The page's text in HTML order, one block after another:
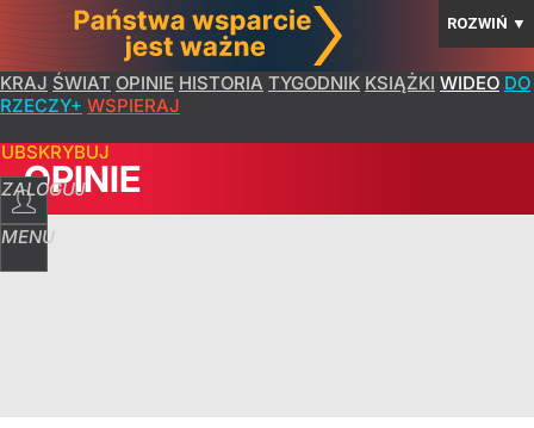
ROZWIŃ ▼
KRAJ ŚWIAT OPINIE HISTORIA TYGODNIK KSIĄŻKI WIDEO DO
RZECZY+ WSPIERAJ
ZALOGUJ
MENU
OPINIE